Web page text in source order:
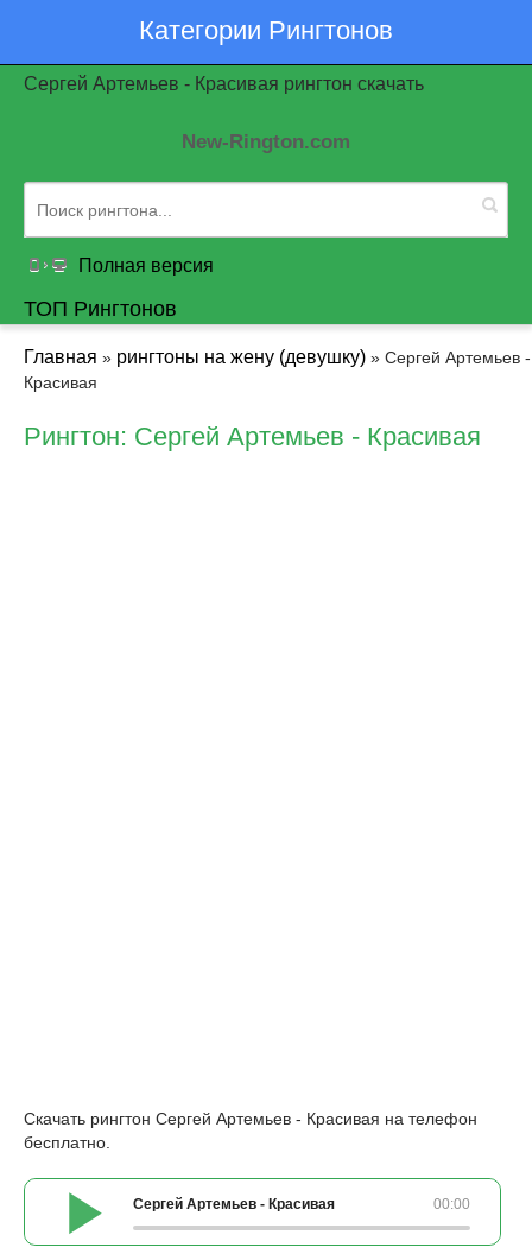
Категории Рингтонов
Сергей Артемьев - Красивая рингтон скачать
New-Rington.com
Полная версия
ТОП Рингтонов
Главная » рингтоны на жену (девушку) » Сергей Артемьев -
Красивая
Рингтон: Сергей Артемьев - Красивая
Скачать рингтон Сергей Артемьев - Красивая на телефон
бесплатно.
00:00
Сергей Артемьев - Красивая